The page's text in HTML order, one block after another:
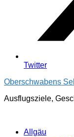
Twitter
Oberschwabens
Ausflugsziele,
Allgäu